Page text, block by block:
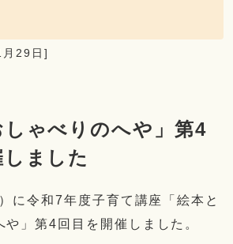
29日 ]
しゃべりのへや」第4
ました
に令和7年度子育て講座「絵本と
や」第4回目を開催しました。